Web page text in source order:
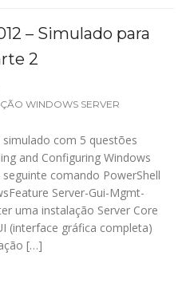
– Simulado para
2
WINDOWS SERVER
com 5 questões
and Configuring Windows
comando PowerShell
Server-Gui-Mgmt-
uma instalação Server Core
(interface gráfica completa)
[…]